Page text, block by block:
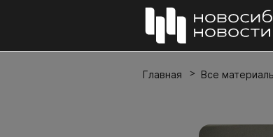
Главная Все